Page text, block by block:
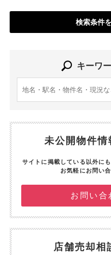
検索条件
キーワ
未公開物件情
サイトに掲載している以外に
お気軽にお問い
お問い合
店舗売却相